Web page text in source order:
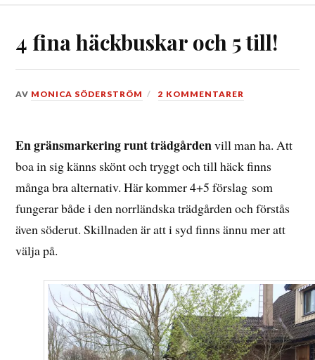
4 fina häckbuskar och 5 till!
DEN
2017
AV MONICA SÖDERSTRÖM 2 KOMMENTARER
En gränsmarkering runt trädgårdenvill man ha. Att
boa in sig känns skönt och tryggt och till häck finns
många bra alternativ. Här kommer 4+5 förslag som
fungerar både i den norrländska trädgården och förstås
även söderut. Skillnaden är att i syd finns ännu mer att
välja på.